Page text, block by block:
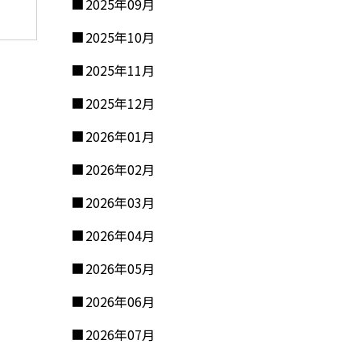
2025年09月
2025年10月
2025年11月
2025年12月
2026年01月
2026年02月
2026年03月
2026年04月
2026年05月
2026年06月
2026年07月